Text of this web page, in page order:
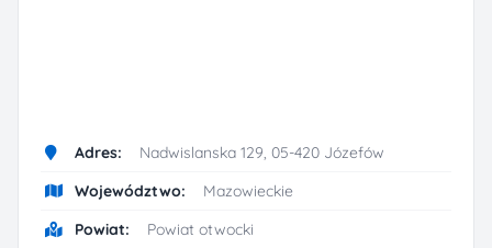
Adres:
Nadwislanska 129, 05-420 Józefów
Województwo:
Mazowieckie
Powiat:
Powiat otwocki